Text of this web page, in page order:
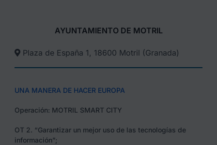
AYUNTAMIENTO DE MOTRIL
Plaza de España 1, 18600 Motril (Granada)​
UNA MANERA DE HACER EUROPA
Operación: MOTRIL SMART CITY
OT 2. “Garantizar un mejor uso de las tecnologías de
información”;